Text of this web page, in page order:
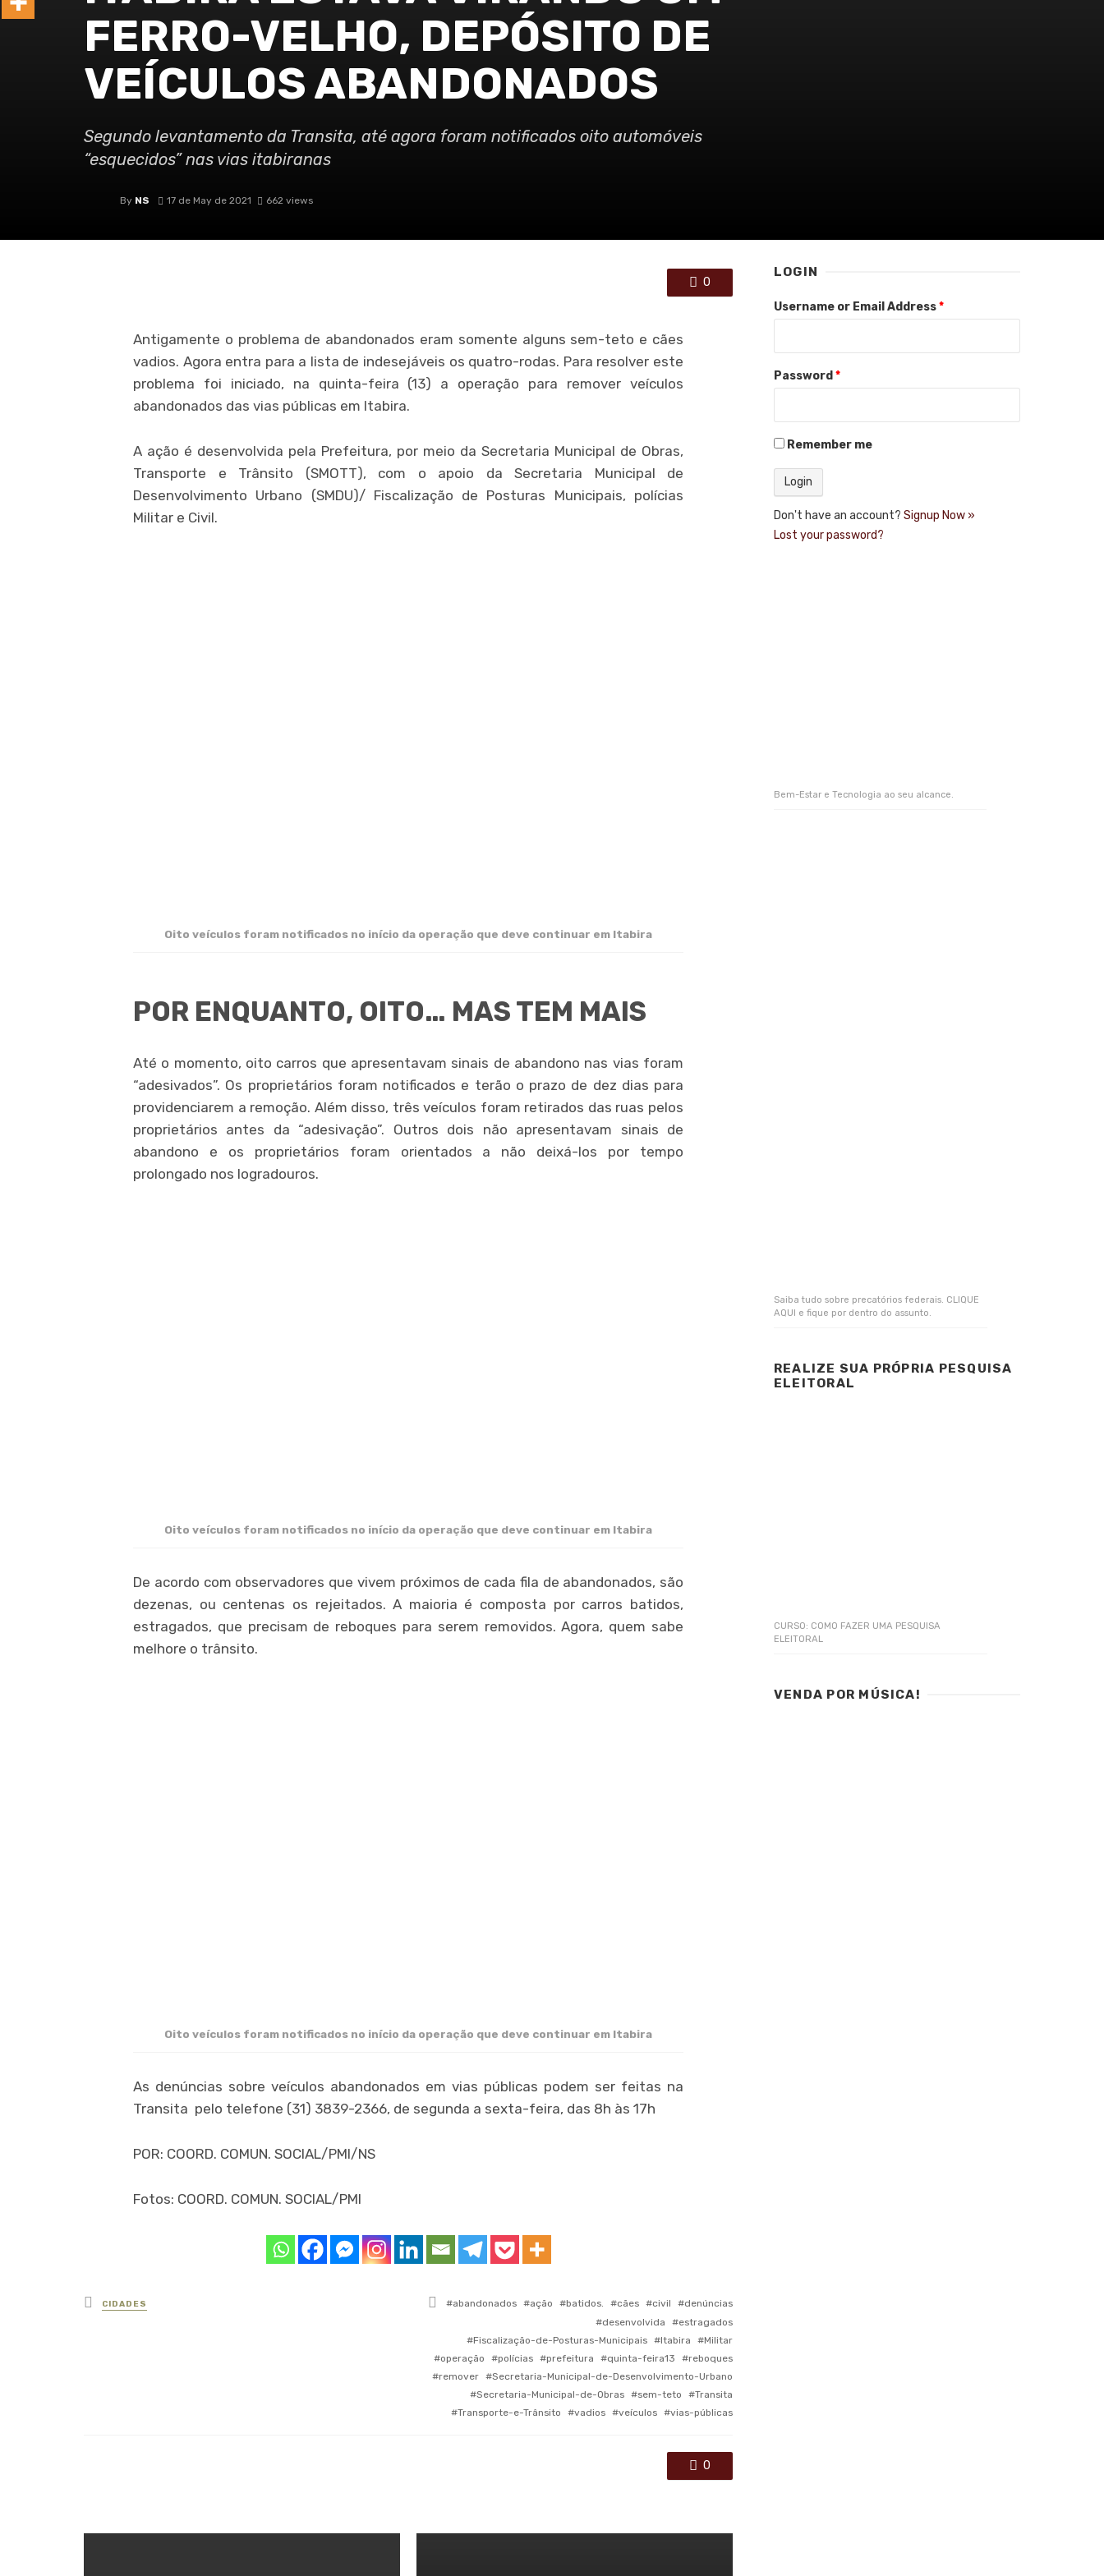
FERRO-VELHO, DEPÓSITO DE
VEÍCULOS ABANDONADOS
Segundo levantamento da Transita, até agora foram notificados oito automóveis
“esquecidos” nas vias itabiranas
By NS 17 de May de 2021 662 views
0
Antigamente o problema de abandonados eram somente alguns sem-teto e cães
vadios. Agora entra para a lista de indesejáveis os quatro-rodas. Para resolver este
problema foi iniciado, na quinta-feira (13) a operação para remover veículos
abandonados das vias públicas em Itabira.
A ação é desenvolvida pela Prefeitura, por meio da Secretaria Municipal de Obras,
Transporte e Trânsito (SMOTT), com o apoio da Secretaria Municipal de
Desenvolvimento Urbano (SMDU)/ Fiscalização de Posturas Municipais, polícias
Militar e Civil.
Oito veículos foram notificados no início da operação que deve continuar em Itabira
POR ENQUANTO, OITO… MAS TEM MAIS
Até o momento, oito carros que apresentavam sinais de abandono nas vias foram
“adesivados”. Os proprietários foram notificados e terão o prazo de dez dias para
providenciarem a remoção. Além disso, três veículos foram retirados das ruas pelos
proprietários antes da “adesivação”. Outros dois não apresentavam sinais de
abandono e os proprietários foram orientados a não deixá-los por tempo
prolongado nos logradouros.
Oito veículos foram notificados no início da operação que deve continuar em Itabira
De acordo com observadores que vivem próximos de cada fila de abandonados, são
dezenas, ou centenas os rejeitados. A maioria é composta por carros batidos,
estragados, que precisam de reboques para serem removidos. Agora, quem sabe
melhore o trânsito.
Oito veículos foram notificados no início da operação que deve continuar em Itabira
As denúncias sobre veículos abandonados em vias públicas podem ser feitas na
Transita pelo telefone (31) 3839-2366, de segunda a sexta-feira, das 8h às 17h
POR: COORD. COMUN. SOCIAL/PMI/NS
Fotos: COORD. COMUN. SOCIAL/PMI
Posted
in
CIDADES
Tagged
abandonados ação batidos. cães civil
denúncias
desenvolvida
estragados
Fiscalização-de-Posturas-Municipais
Itabira
Militar
operação
polícias prefeitura quinta-feira13
reboques
remover
Secretaria-Municipal-de-Desenvolvimento-Urbano
Secretaria-Municipal-de-Obras
sem-teto
Transita
Transporte-e-Trânsito
vadios veículos vias-públicas
0
LOGIN
Username or Email Address*
Password *
Remember me
Don't have an account? Signup Now »
Lost your password?
Bem-Estar e Tecnologia ao seu alcance.
Saiba tudo sobre precatórios federais. CLIQUE
AQUI e fique por dentro do assunto.
REALIZE SUA PRÓPRIA PESQUISA
ELEITORAL
CURSO: COMO FAZER UMA PESQUISA
ELEITORAL
VENDA POR MÚSICA!